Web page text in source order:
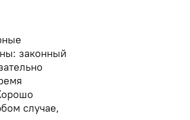
законный
случае,